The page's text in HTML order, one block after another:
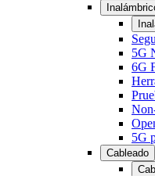
5G
6G
5G
Cableado